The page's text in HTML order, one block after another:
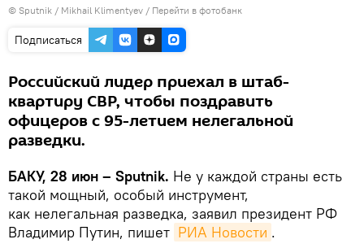
© Sputnik / Mikhail Klimentyev / Перейти в фотобанк
Подписаться
Российский лидер приехал в штаб-
квартиру СВР, чтобы поздравить
офицеров с 95-летием нелегальной
разведки.
БАКУ, 28 июн – Sputnik. Не у каждой страны есть
такой мощный, особый инструмент,
как нелегальная разведка, заявил президент РФ
Владимир Путин, пишет РИА Новости .